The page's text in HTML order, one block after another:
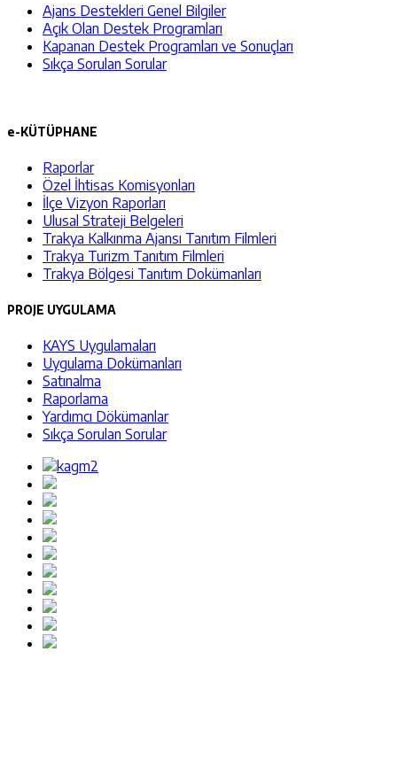
Ajans Destekleri Genel Bilgiler
Açık Olan Destek Programları
Kapanan Destek Programları ve Sonuçları
Sıkça Sorulan Sorular
e-KÜTÜPHANE
Raporlar
Özel İhtisas Komisyonları
İlçe Vizyon Raporları
Ulusal Strateji Belgeleri
Trakya Kalkınma Ajansı Tanıtım Filmleri
Trakya Turizm Tanıtım Filmleri
Trakya Bölgesi Tanıtım Dokümanları
PROJE UYGULAMA
KAYS Uygulamaları
Uygulama Dokümanları
Satınalma
Raporlama
Yardımcı Dökümanlar
Sıkça Sorulan Sorular